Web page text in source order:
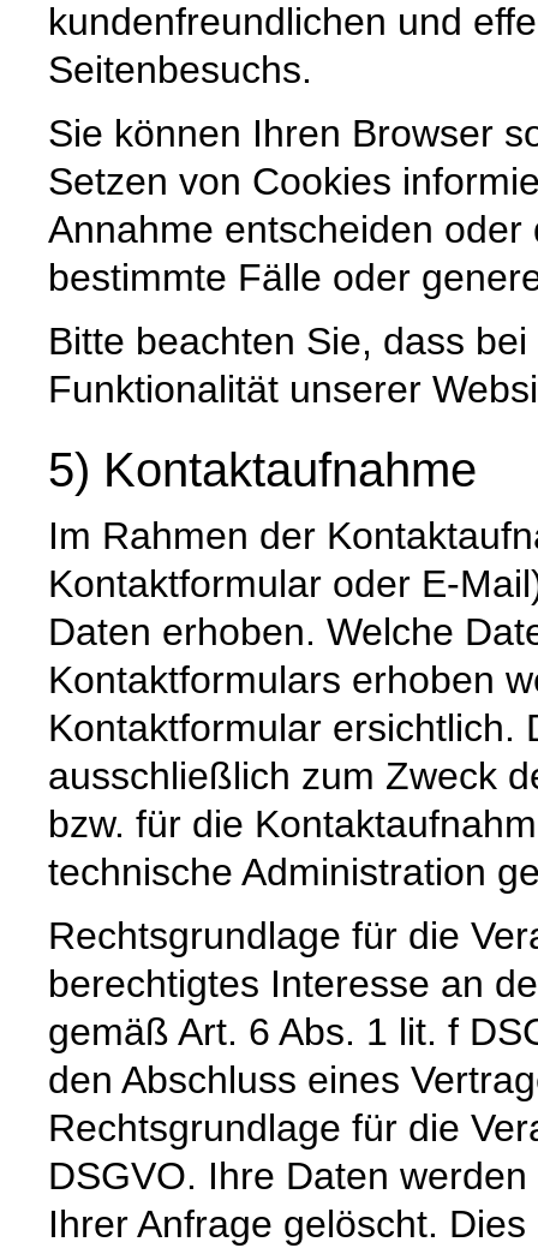
kundenfreundlichen und
Seitenbesuchs.
Sie können Ihren Browser
Setzen von Cookies
Annahme entscheiden
bestimmte Fälle oder
Bitte beachten Sie, dass
Funktionalität unserer
5) Kontaktaufnahme
Im Rahmen der
Kontaktformular oder E-
Daten erhoben. Welche
Kontaktformulars erhoben
Kontaktformular ersichtlich.
ausschließlich zum Zweck
bzw. für die
technische Administration
Rechtsgrundlage für die
berechtigtes Interesse an
gemäß Art. 6 Abs. 1 lit. f
den Abschluss eines
Rechtsgrundlage für die
DSGVO. Ihre Daten
Ihrer Anfrage gelöscht.